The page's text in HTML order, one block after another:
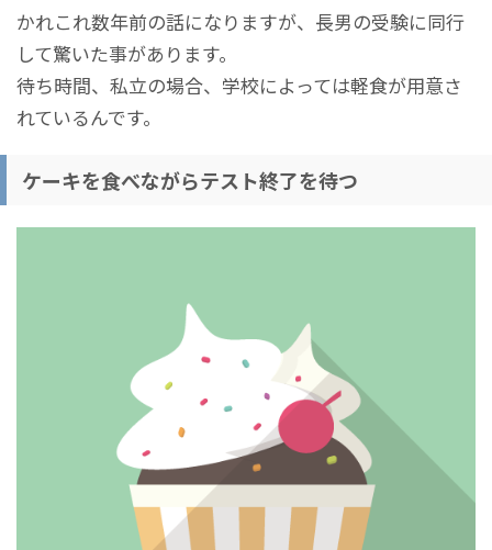
かれこれ数年前の話になりますが、長男の受験に同行
して驚いた事があります。
待ち時間、私立の場合、学校によっては軽食が用意さ
れているんです。
ケーキを食べながらテスト終了を待つ